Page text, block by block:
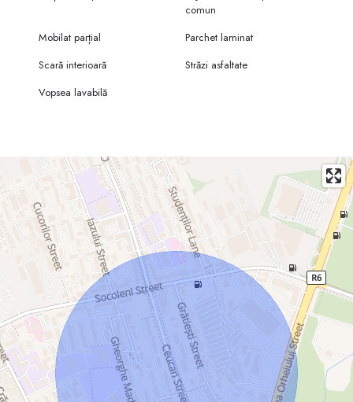
comun
Mobilat parțial
Parchet laminat
Scară interioară
Străzi asfaltate
Vopsea lavabilă